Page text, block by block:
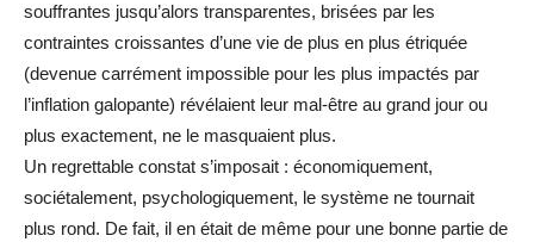
souffrantes jusqu’alors transparentes, brisées par les
contraintes croissantes d’une vie de plus en plus étriquée
(devenue carrément impossible pour les plus impactés par
l’inflation galopante) révélaient leur mal-être au grand jour ou
plus exactement, ne le masquaient plus.
Un regrettable constat s’imposait : économiquement,
sociétalement, psychologiquement, le système ne tournait
plus rond. De fait, il en était de même pour une bonne partie de